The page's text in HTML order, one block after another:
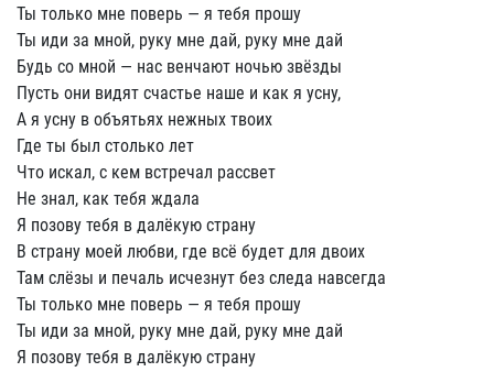
Ты только мне поверь — я тебя прошу
Ты иди за мной, руку мне дай, руку мне дай
Будь со мной — нас венчают ночью звёзды
Пусть они видят счастье наше и как я усну,
А я усну в объятьях нежных твоих
Где ты был столько лет
Что искал, с кем встречал рассвет
Не знал, как тебя ждала
Я позову тебя в далёкую страну
В страну моей любви, где всё будет для двоих
Там слёзы и печаль исчезнут без следа навсегда
Ты только мне поверь — я тебя прошу
Ты иди за мной, руку мне дай, руку мне дай
Я позову тебя в далёкую страну